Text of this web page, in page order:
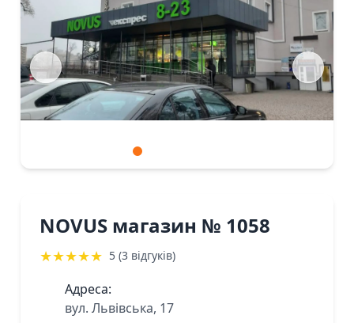
NOVUS магазин № 1058
★★★★★ 5 (3 відгуків)
Адреса:
вул. Львівська, 17